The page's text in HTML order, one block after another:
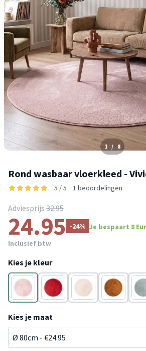
1 / 8
Rond wasbaar vloerkleed -
5 / 5 1 beoordelingen
Adviesprijs 32.95
24.95 -24% Je bespaart 8
Inclusief btw
Kies je kleur
Roze Rood Beige Terracotta
Kies je maat